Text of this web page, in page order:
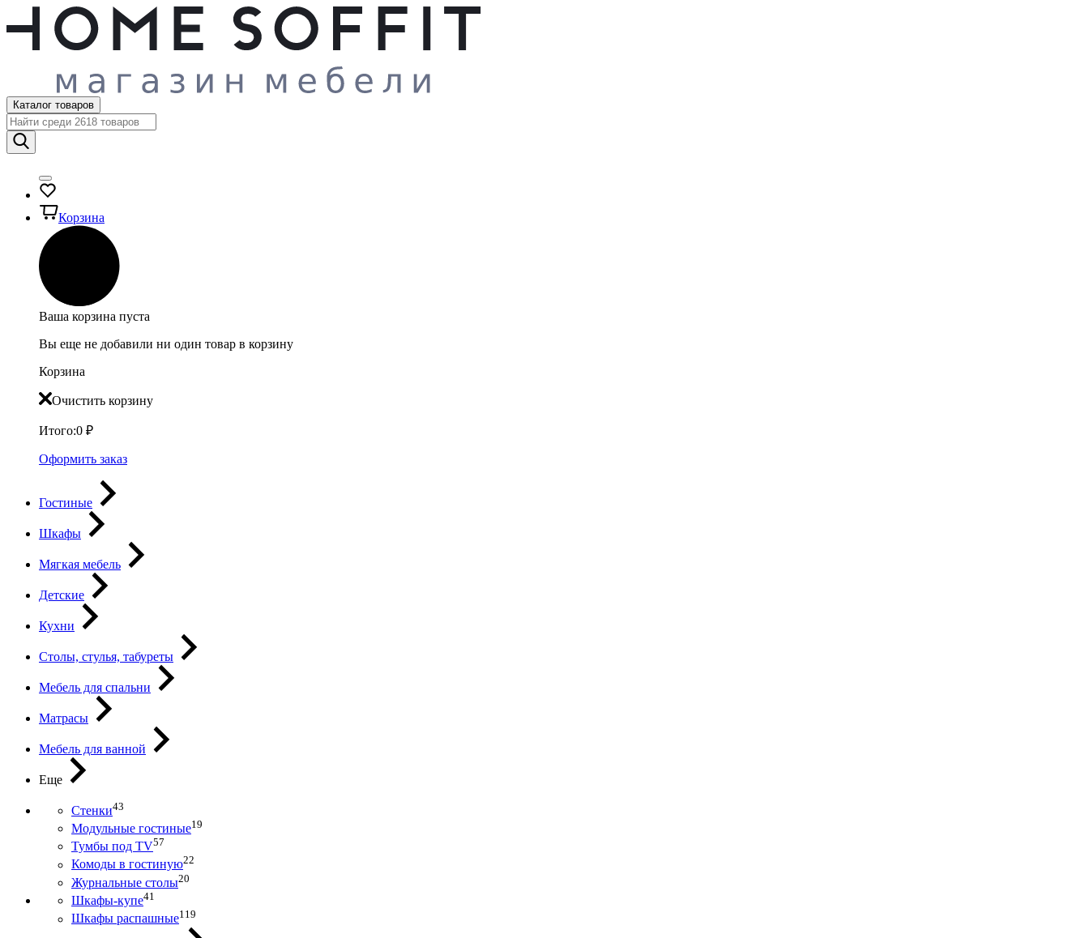
Каталог товаров
Корзина
Ваша корзина пуста
Вы еще не добавили ни один товар в корзину
Корзина
Очистить корзину
Итого:0 ₽
Оформить заказ
Гостиные
Шкафы
Мягкая мебель
Детские
Кухни
Столы, стулья, табуреты
Мебель для спальни
Матрасы
Мебель для ванной
Еще
Стенки43
Модульные гостиные19
Тумбы под ТV57
Комоды в гостиную22
Журнальные столы20
Шкафы-купе41
Шкафы распашные119